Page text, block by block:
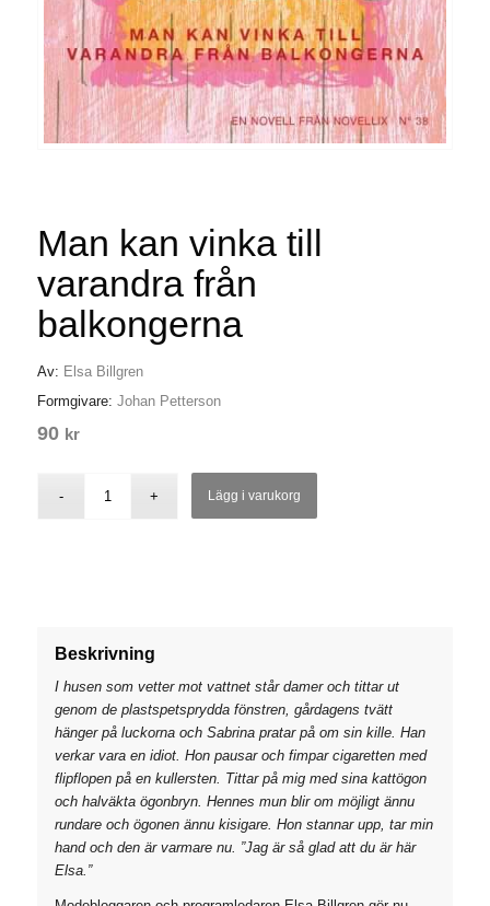
Man kan vinka till
varandra från
balkongerna
Av: Elsa Billgren
Formgivare: Johan Petterson
90 kr
Lägg i varukorg
Beskrivning
I husen som vetter mot vattnet står damer och tittar ut
genom de plastspetsprydda fönstren, gårdagens tvätt
hänger på luckorna och Sabrina pratar på om sin kille. Han
verkar vara en idiot. Hon pausar och fimpar cigaretten med
flipflopen på en kullersten. Tittar på mig med sina kattögon
och halväkta ögonbryn. Hennes mun blir om möjligt ännu
rundare och ögonen ännu kisigare. Hon stannar upp, tar min
hand och den är varmare nu. ”Jag är så glad att du är här
Elsa.”